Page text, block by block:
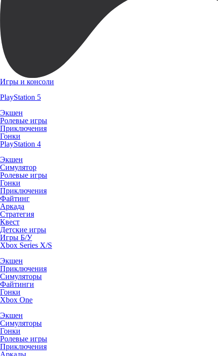
Игры и консоли
PlayStation 5
Экшен
Ролевые игры
Приключения
Гонки
PlayStation 4
Экшен
Симулятор
Ролевые игры
Гонки
Приключения
Файтинг
Аркада
Стратегия
Квест
Детские игры
Игры Б/У
Xbox Series X/S
Экшен
Приключения
Симуляторы
Файтинги
Гонки
Xbox One
Экшен
Симуляторы
Гонки
Ролевые игры
Приключения
Аркады